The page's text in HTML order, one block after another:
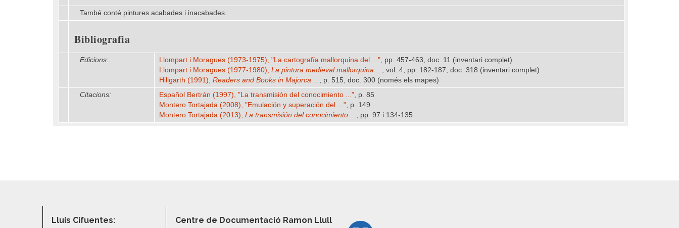
També conté pintures acabades i inacabades.
Bibliografia
Edicions: Llompart i Moragues (1973-1975), "La cartografía mallorquina del ...", pp. 457-463, doc. 11 (inventari complet)
Llompart i Moragues (1977-1980), La pintura medieval mallorquina ... , vol. 4, pp. 182-187, doc. 318 (inventari complet)
Hillgarth (1991), Readers and Books in Majorca ... , p. 515, doc. 300 (només els mapes)
Citacions:
Español Bertrán (1997), "La transmisión del conocimiento ...", p. 85
Montero Tortajada (2008), "Emulación y superación del ...", p. 149
Montero Tortajada (2013), La transmisión del conocimiento ... , pp. 97 i 134-135
Lluís Cifuentes:
Centre de Documentació Ramon Llull